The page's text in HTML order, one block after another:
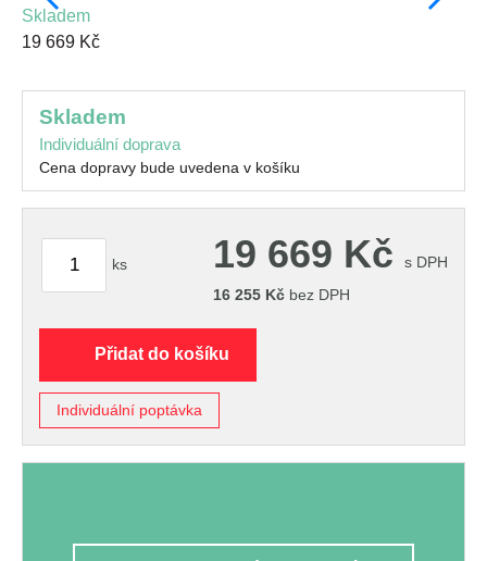
skladem
19 669 Kč
skladem
Individuální doprava
Cena dopravy bude uvedena v košíku
ks 19 669 Kč
s DPH
16 255 Kč bez DPH
Přidat do košíku
Individuální poptávka